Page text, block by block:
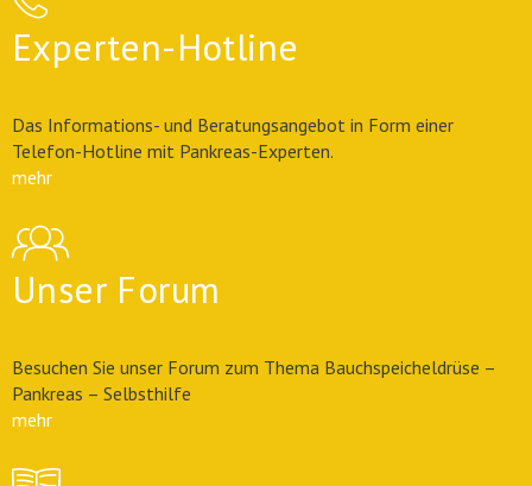
Experten-Hotline
Das Informations- und Beratungsangebot in Form einer
Telefon-Hotline mit Pankreas-Experten.
mehr
Unser Forum
Besuchen Sie unser Forum zum Thema Bauchspeicheldrüse –
Pankreas – Selbsthilfe
mehr